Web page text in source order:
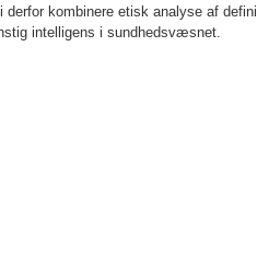
kombinere etisk analyse af
intelligens i sundhedsvæsnet.